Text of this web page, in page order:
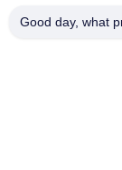
Good day, what